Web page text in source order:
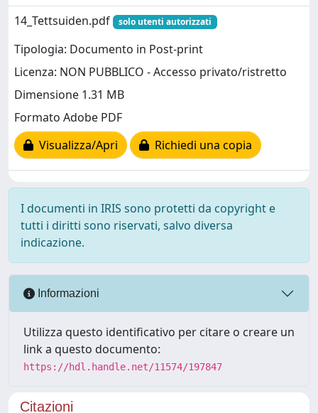
14_Tettsuiden.pdf
solo utenti autorizzati
Tipologia: Documento in Post-print
Licenza: NON PUBBLICO - Accesso privato/ristretto
Dimensione 1.31 MB
Formato Adobe PDF
Visualizza/Apri
Richiedi una copia
I documenti in IRIS sono protetti da copyright e
tutti i diritti sono riservati, salvo diversa
indicazione.
Informazioni
Utilizza questo identificativo per citare o creare un
link a questo documento:
https://hdl.handle.net/11574/197847
Citazioni